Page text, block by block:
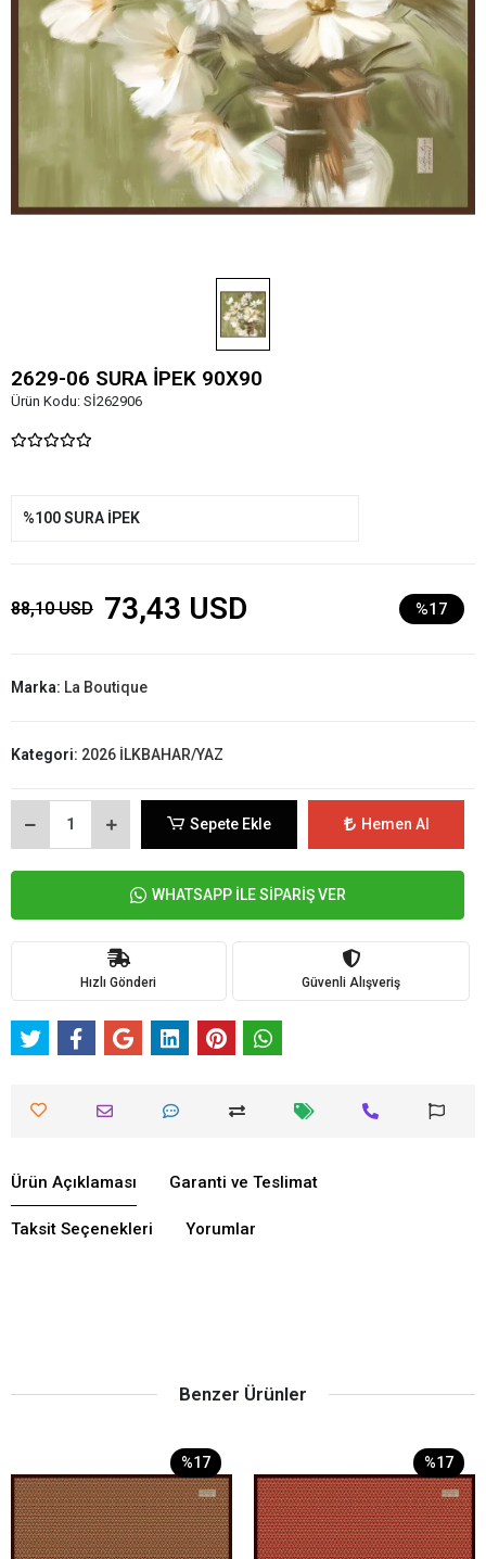
2629-06 SURA İPEK 90X90
Ürün Kodu: Sİ262906
%100 SURA İPEK
88,10 USD 73,43 USD %17
Marka: La Boutique
Kategori: 2026 İLKBAHAR/YAZ
Sepete Ekle Hemen Al
WHATSAPP İLE SİPARİŞ VER
Hızlı Gönderi Güvenli Alışveriş
Ürün Açıklaması Garanti ve Teslimat
Taksit Seçenekleri Yorumlar
Benzer Ürünler
%17 %17